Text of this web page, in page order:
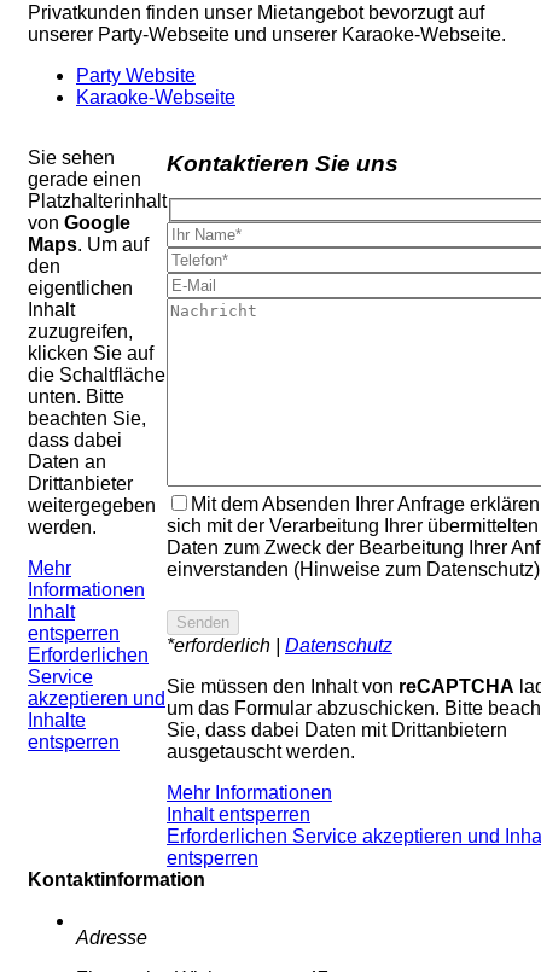
Privatkunden finden unser Mietangebot bevorzugt auf
unserer Party-Webseite und unserer Karaoke-Webseite.
Party Website
Karaoke-Webseite
Sie sehen
gerade einen
Platzhalterinhalt
von Google
Maps. Um auf
den
eigentlichen
Inhalt
zuzugreifen,
klicken Sie auf
die Schaltfläche
unten. Bitte
beachten Sie,
dass dabei
Daten an
Drittanbieter
weitergegeben
werden.
Mehr
Informationen
Inhalt
entsperren
Erforderlichen
Service
akzeptieren und
Inhalte
entsperren
Kontaktieren Sie uns
Mit dem Absenden Ihrer Anfrage
sich mit der Verarbeitung Ihrer übermittelten
Daten zum Zweck der Bearbeitung Ihrer
einverstanden (Hinweise zum Datenschutz)
*erforderlich | Datenschutz
Sie müssen den Inhalt von reCAPTCHA
um das Formular abzuschicken. Bitte
Sie, dass dabei Daten mit Drittanbietern
ausgetauscht werden.
Mehr Informationen
Inhalt entsperren
Erforderlichen Service akzeptieren und
entsperren
Kontaktinformation
Adresse